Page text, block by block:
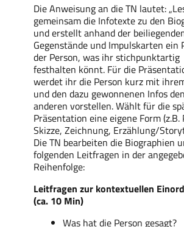
Die Anweisung an die TN lautet:
gemeinsam die Infotexte zu den
und erstellt anhand der
Gegenstände und Impulskarten ein
der Person, was ihr stichpunktartig
festhalten könnt. Für die
werdet ihr die Person kurz mit
und den dazu gewonnenen Infos den
anderen vorstellen. Wählt für die
Präsentation eine eigene Form (z.B.
Skizze, Zeichnung, Erzählung/
Die TN bearbeiten die Biographien
folgenden Leitfragen in der
Reihenfolge:
Leitfragen zur kontextuellen
(ca. 10 Min)
Was hat die Person gesagt?